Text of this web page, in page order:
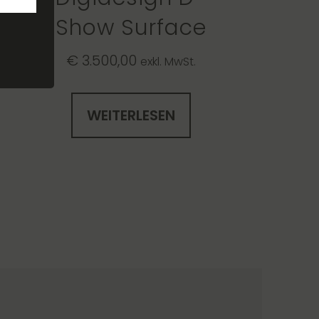
Show Surface
€ 3.500,00 exkl. MwSt.
WEITERLESEN